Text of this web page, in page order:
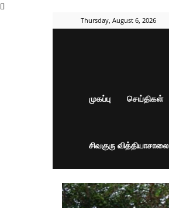
Thursday, August 6, 2026
முகப்பு செய்திகள்
சிவகுரு வித்தியாசாலை